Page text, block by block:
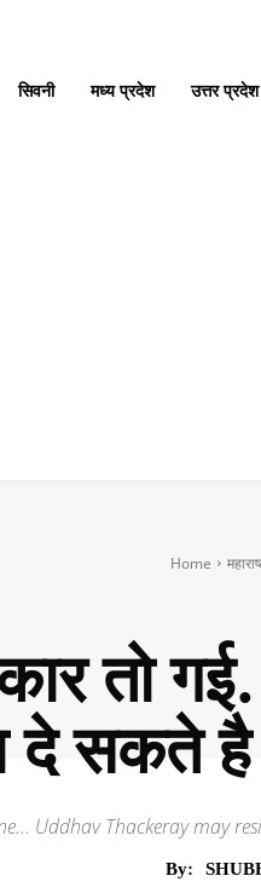
सिवनी मध्य प्रदेश उत्तर प्रदेश
Home
तो
दे सकते है
Uddhav Thackeray may
By: